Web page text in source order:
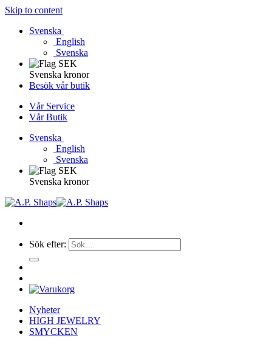
Skip to content
Svenska
English
Svenska
Svenska kronor
Besök vår butik
Vår Service
Vår Butik
Svenska
English
Svenska
Svenska kronor
Sök efter:
Nyheter
HIGH JEWELRY
SMYCKEN